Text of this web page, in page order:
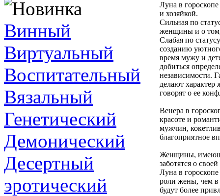
Винный
Виртуальный
Воспитательный
Вязальный
Генетический
Демонический
Десертный
эротический
Луна в
и хозяйкой.
Сильная по
женщины и о том,
Слабая по
созданию
время мужу и
добиться
независимости.
делают
говорят о ее
Венера в
красоте и
мужчин,
благоприятное
Женщины,
заботятся о
Луна в
роли жены, чем
будут более